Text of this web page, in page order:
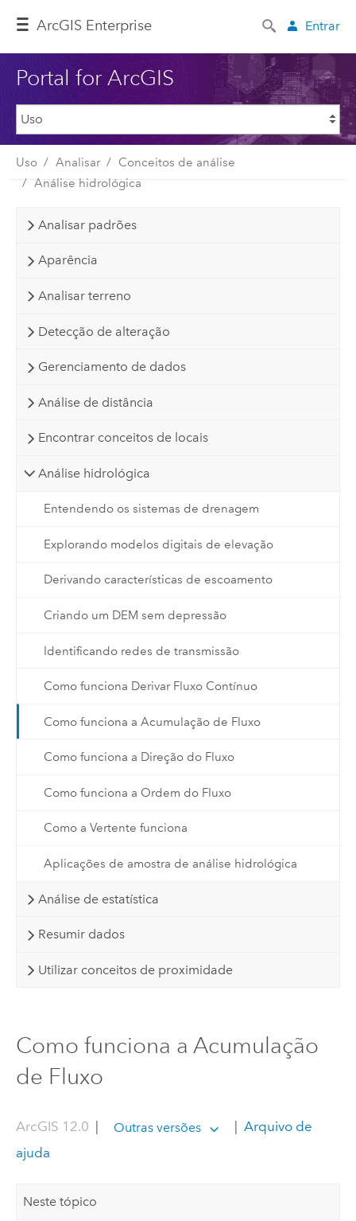
ArcGIS Enterprise Entrar
Portal for ArcGIS
Uso Analisar
Conceitos de análise
Análise hidrológica
Analisar padrões
Aparência
Analisar terreno
Detecção de alteração
Gerenciamento de dados
Análise de distância
Encontrar conceitos de locais
Análise hidrológica
Entendendo os sistemas de drenagem
Explorando modelos digitais de elevação
Derivando características de escoamento
Criando um DEM sem depressão
Identificando redes de transmissão
Como funciona Derivar Fluxo Contínuo
Como funciona a Acumulação de Fluxo
Como funciona a Direção do Fluxo
Como funciona a Ordem do Fluxo
Como a Vertente funciona
Aplicações de amostra de análise hidrológica
Análise de estatística
Resumir dados
Utilizar conceitos de proximidade
Como funciona a Acumulação
de Fluxo
ArcGIS 12.0 Outras versões
Arquivo de
ajuda
Neste tópico